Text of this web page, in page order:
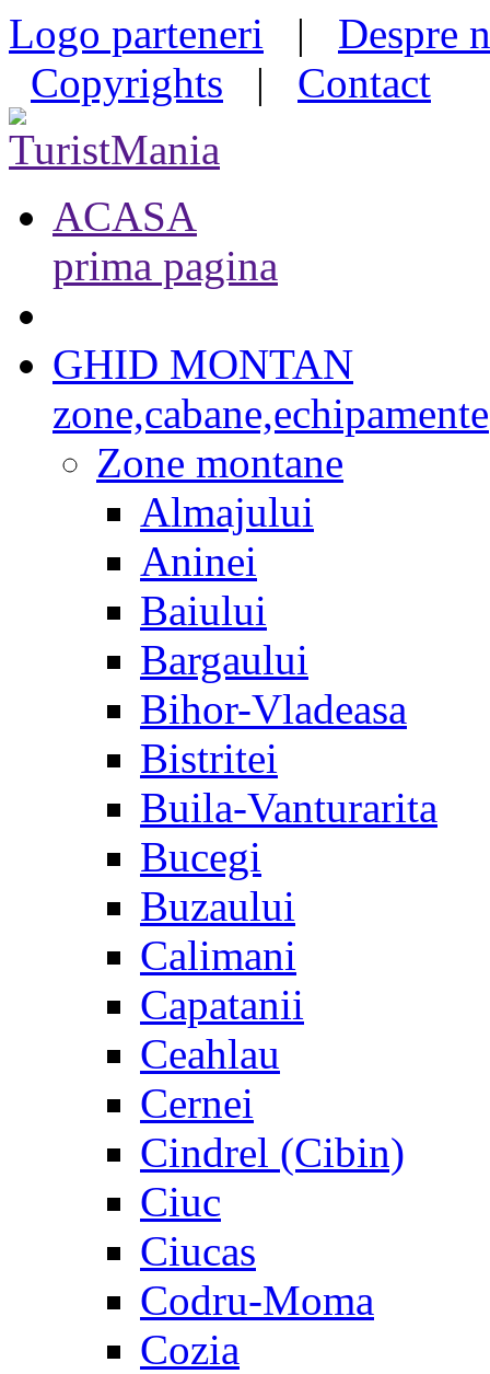
Logo parteneri | Despre
Copyrights | Contact
ACASA
prima pagina
GHID MONTAN
zone,cabane,echipamente
Zone montane
Almajului
Aninei
Baiului
Bargaului
Bihor-Vladeasa
Bistritei
Buila-Vanturarita
Bucegi
Buzaului
Calimani
Capatanii
Ceahlau
Cernei
Cindrel (Cibin)
Ciuc
Ciucas
Codru-Moma
Cozia